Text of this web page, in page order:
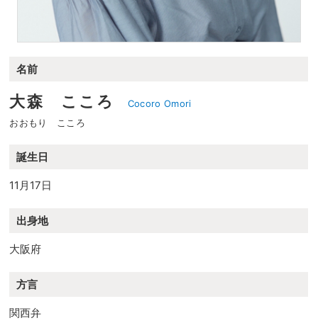
名前
大森 こころ
Cocoro Omori
おおもり こころ
誕生日
11月17日
出身地
大阪府
方言
関西弁